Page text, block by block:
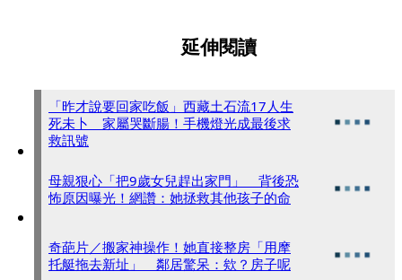
延伸閱讀
「昨才說要回家吃飯」西藏土石流17人生
死未卜 家屬哭斷腸！手機燈光成最後求
救訊號
母親狠心「把9歲女兒趕出家門」 背後恐
怖原因曝光！網讚：她拯救其他孩子的命
奇葩片／搬家神操作！她直接整房「用摩
托艇拖去新址」 鄰居驚呆：欸？房子呢